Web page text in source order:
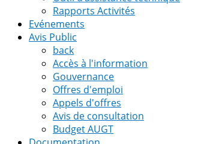
Rapports Activités
Evénements
Avis Public
back
Accès à l'information
Gouvernance
Offres d'emploi
Appels d'offres
Avis de consultation
Budget AUGT